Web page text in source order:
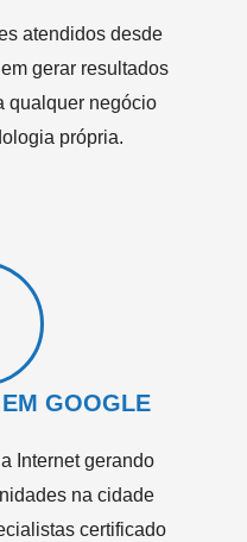
atendidos desde
gerar resultados
qualquer negócio
própria.
GOOGLE
Internet gerando
na cidade
certificado